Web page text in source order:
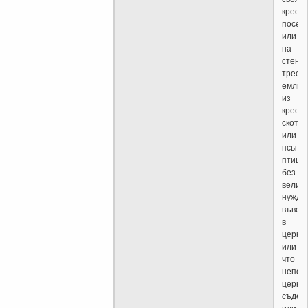
крест
или
на
стенах
из
скот
или
псы,
птици
без
велики
нужда
в
или
что
церкви